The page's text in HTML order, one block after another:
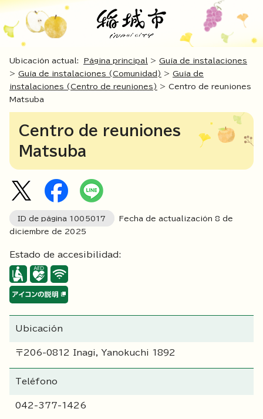
Ubicación actual: Página principal > Guía de instalaciones
> Guía de instalaciones (Comunidad) > Guía de
instalaciones (Centro de reuniones) > Centro de reuniones
Matsuba
Centro de reuniones
Matsuba
ID de página 1005017
Fecha de actualización 8 de
diciembre de 2025
Estado de accesibilidad:
Ubicación
〒206-0812 Inagi, Yanokuchi 1892
Teléfono
042-377-1426